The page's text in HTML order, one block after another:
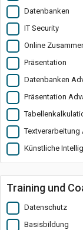
Datenbanken
IT Security
Online
Präsentation
Datenbanken
Präsentation
Textverarbeitung
Künstliche
Training und
Datenschutz
Basisbildung